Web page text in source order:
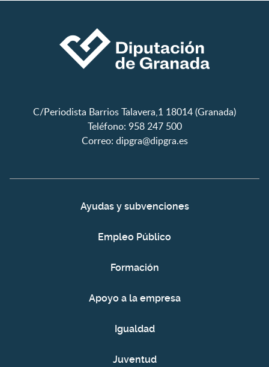
C/Periodista Barrios Talavera,1 18014 (Granada)
Teléfono: 958 247 500
Correo: dipgra@dipgra.es
Ayudas y subvenciones
Empleo Público
Formación
Apoyo a la empresa
Igualdad
Juventud